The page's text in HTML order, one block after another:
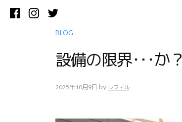
FacebookInstagramTwitter
BLOG
設備の限界･･･か？
2025年10月9日 by レフィル